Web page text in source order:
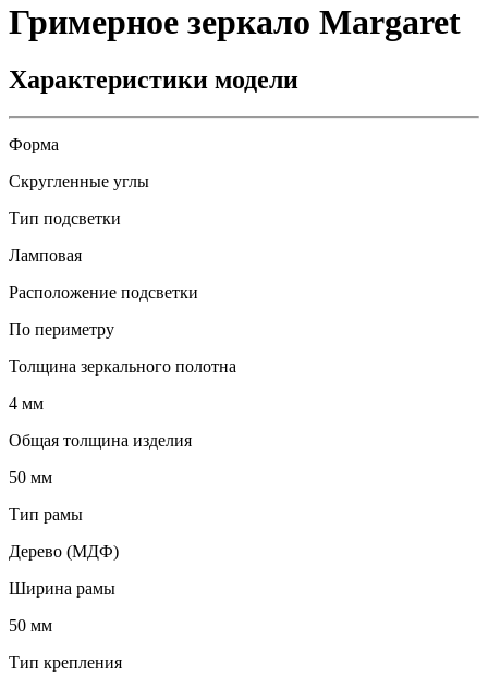
Гримерное зеркало Margaret
Характеристики модели
Форма
Скругленные углы
Тип подсветки
Ламповая
Расположение подсветки
По периметру
Толщина зеркального полотна
4 мм
Общая толщина изделия
50 мм
Тип рамы
Дерево (МДФ)
Ширина рамы
50 мм
Тип крепления